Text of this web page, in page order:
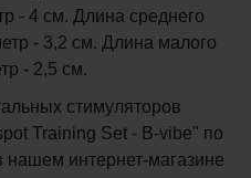
- 4 см. Длина среднего
- 3,2 см. Длина малого
- 2,5 см.
стимуляторов
Training Set - B-vibe" по
интернет-магазине